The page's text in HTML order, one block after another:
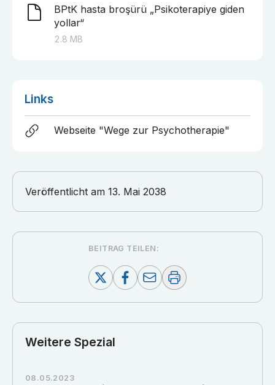
BPtK hasta broşürü „Psikoterapiye giden
yollar“
2.8 MB
Links
Webseite "Wege zur Psychotherapie"
Veröffentlicht am 13. Mai 2038
BEITRAG TEILEN:
Weitere Spezial
08.05.2023